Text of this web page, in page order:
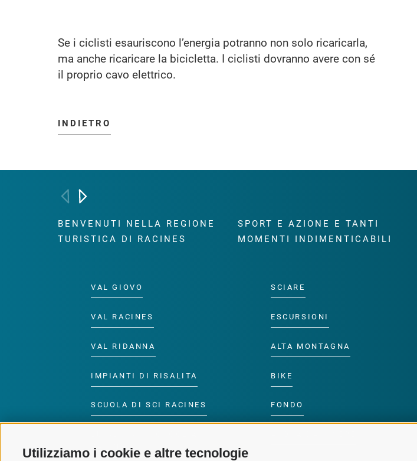
Utilizziamo i cookie e altre tecnologie
Se i ciclisti esauriscono l’energia potranno non solo ricaricarla,
ma anche ricaricare la bicicletta. I ciclisti dovranno avere con sé
il proprio cavo elettrico.
INDIETRO
BENVENUTI NELLA REGIONE
TURISTICA DI RACINES
VAL GIOVO
VAL RACINES
VAL RIDANNA
IMPIANTI DI RISALITA
SCUOLA DI SCI RACINES
RACINES
SPORT E AZIONE E TANTI
MOMENTI INDIMENTICABILI
SCIARE
ESCURSIONI
ALTA MONTAGNA
BIKE
FONDO